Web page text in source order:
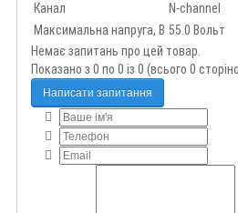
Канал
N-channel
Максимальна напруга, В 55.0 Вольт
Немає запитань про цей товар.
Показано з 0 по 0 із 0 (всього 0
Написати запитання